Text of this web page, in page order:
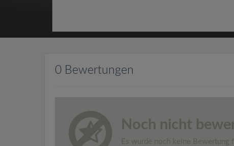
0 Bewertungen
Noch nicht
Es wurde noch keine Bewertung